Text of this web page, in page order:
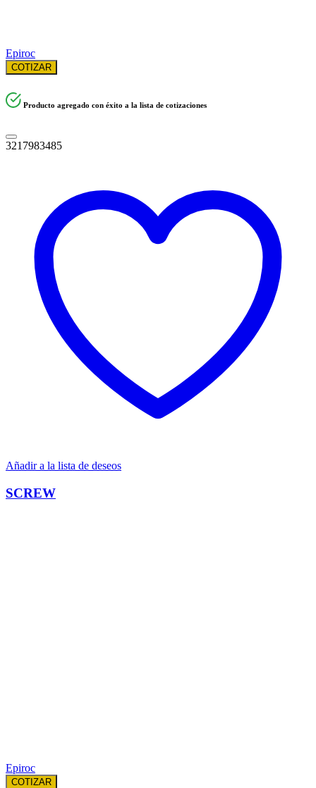
Epiroc
COTIZAR
Producto agregado con éxito a la lista de cotizaciones
3217983485
Añadir a la lista de deseos
SCREW
Epiroc
COTIZAR